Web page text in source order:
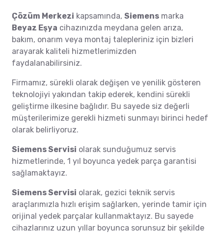
Çözüm Merkezi kapsamında, Siemens marka
Beyaz Eşya cihazınızda meydana gelen arıza,
bakım, onarım veya montaj talepleriniz için bizleri
arayarak kaliteli hizmetlerimizden
faydalanabilirsiniz.
Firmamız, sürekli olarak değişen ve yenilik gösteren
teknolojiyi yakından takip ederek, kendini sürekli
geliştirme ilkesine bağlıdır. Bu sayede siz değerli
müşterilerimize gerekli hizmeti sunmayı birinci hedef
olarak belirliyoruz.
Siemens Servisi olarak sunduğumuz servis
hizmetlerinde, 1 yıl boyunca yedek parça garantisi
sağlamaktayız.
Siemens Servisi olarak, gezici teknik servis
araçlarımızla hızlı erişim sağlarken, yerinde tamir için
orijinal yedek parçalar kullanmaktayız. Bu sayede
cihazlarınız uzun yıllar boyunca sorunsuz bir şekilde